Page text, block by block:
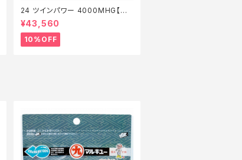
24 ツインパワー 4000MHG【継
続セール_リール】【10】
¥43,560
10%OFF